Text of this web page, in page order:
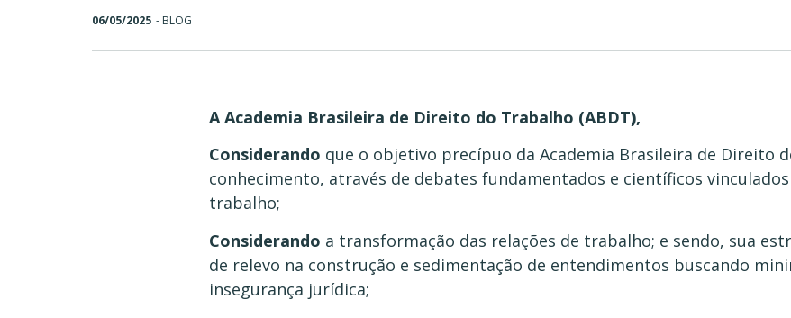
06/05/2025 - BLOG
A Academia Brasileira de Direito do Trabalho (ABDT),
Considerando que o objetivo precípuo da Academia Brasileira de Direito
conhecimento, através de debates fundamentados e científicos
trabalho;
Considerando a transformação das relações de trabalho; e sendo, sua
de relevo na construção e sedimentação de entendimentos buscando
insegurança jurídica;